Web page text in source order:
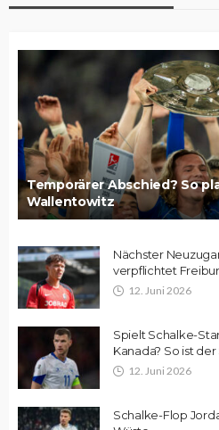
Temporärer Abschied? So
Wallentowitz
Nächster
verpflichtet
12. Juni 2026
Spielt Schalke-
Kanada? So ist
12. Juni 2026
Schalke-Flop